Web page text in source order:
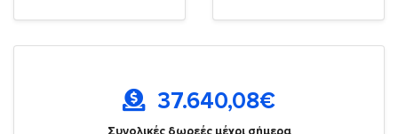
37.640,08€
Συνολικές δωρεές μέχρι σήμερα